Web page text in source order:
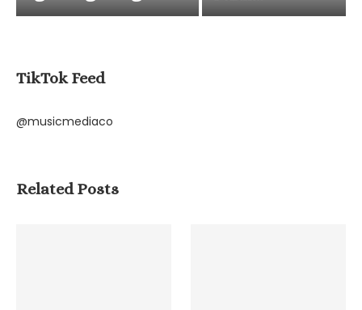
az...
Részeg turisták süllyesztettek el egy hajót egy
TikTok Feed
@musicmediaco
Related Posts